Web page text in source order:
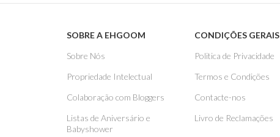
SOBRE A EHGOOM
Sobre Nós
Propriedade Intelectual
Colaboração com Bloggers
Listas de Aniversário e
Babyshower
CONDIÇÕES GERAIS
Politica de Privacidade
Termos e Condições
Contacte-nos
Livro de Reclamações